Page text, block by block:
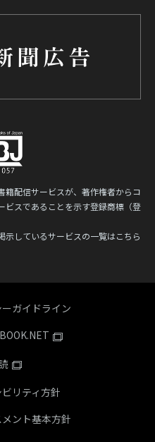
籍配信サービスが、著作権者からコ
ビスであることを示す登録商標（登
示しているサービスの一覧はこちら
ガイドライン
リティ方針
ント基本方針